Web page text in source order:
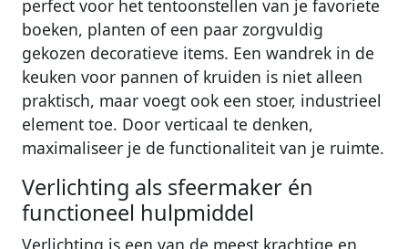
perfect voor het tentoonstellen van je favoriete
boeken, planten of een paar zorgvuldig
gekozen decoratieve items. Een wandrek in de
keuken voor pannen of kruiden is niet alleen
praktisch, maar voegt ook een stoer, industrieel
element toe. Door verticaal te denken,
maximaliseer je de functionaliteit van je ruimte.
Verlichting als sfeermaker én
functioneel hulpmiddel
Verlichting is een van de meest krachtige en